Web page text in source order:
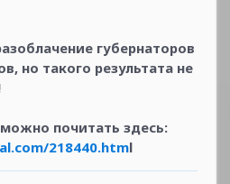
губернаторов
но такого результата не
почитать здесь:
218440.html